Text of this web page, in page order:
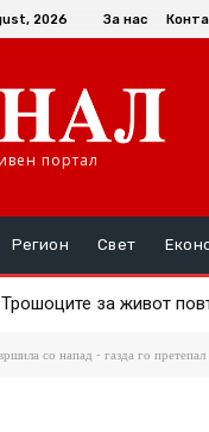
2026 За нас
портал
Регион Свет
за живот
ДИК почнува
со напад - газда го